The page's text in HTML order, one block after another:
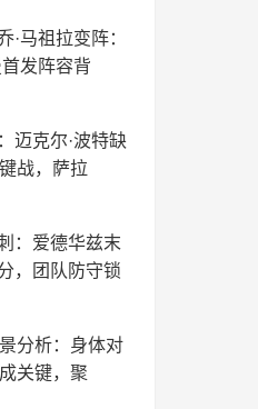
·马祖拉变阵：
发阵容背
迈克尔·波特缺
战，萨拉
：爱德华兹末
，团队防守锁
分析：身体对
关键，聚